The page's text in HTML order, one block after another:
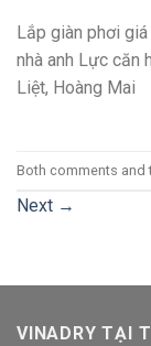
Lắp giàn phơi
nhà anh Lực căn
Liệt, Hoàng Mai
Both comments and
Next →
VINADRY TẠI